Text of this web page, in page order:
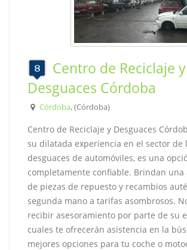
Centro de Reciclaje y
Desguaces Córdoba
Córdoba, (Córdoba)
Centro de Reciclaje y Desguaces
su dilatada experiencia en el sector de
desguaces de automóviles, es una
completamente confiable. Brindan una
de piezas de repuesto y recambios
segunda mano a tarifas asombrosos.
recibir asesoramiento por parte de su
cuales te ofrecerán asistencia en la
mejores opciones para tu coche o